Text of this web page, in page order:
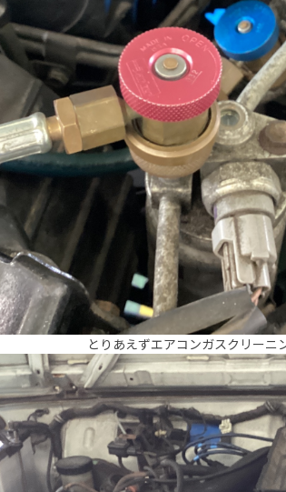
とりあえずエアコンガスクリーニ